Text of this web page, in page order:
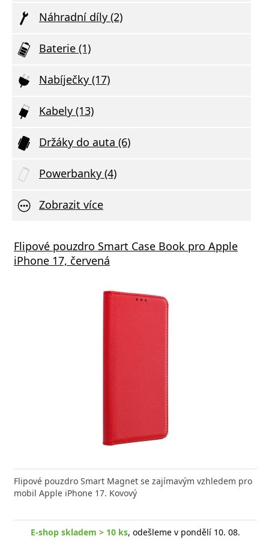
Náhradní díly (2)
Baterie (1)
Nabíječky (17)
Kabely (13)
Držáky do auta (6)
Powerbanky (4)
Zobrazit více
Flipové pouzdro Smart Case Book pro Apple
iPhone 17, červená
Flipové pouzdro Smart Magnet se zajímavým vzhledem pro
mobil Apple iPhone 17. Kovový
E-shop skladem > 10 ks, odešleme v pondělí 10. 08.
nabíječka FIXED s 2xUSB výstupem, 17W
Rapid Charge, bílá
FIXED zajistí rychlé a bezpečné nabíjení
moderního smartphonu,
kabel Baseus Cafule Series Metal Type-
C 100W 1m, černá
značky Baseus Cafule Series Metal. Kabel
přenášet data z mobilních
skladem > 10 ks, odešleme v pondělí 10. 08.
Datový